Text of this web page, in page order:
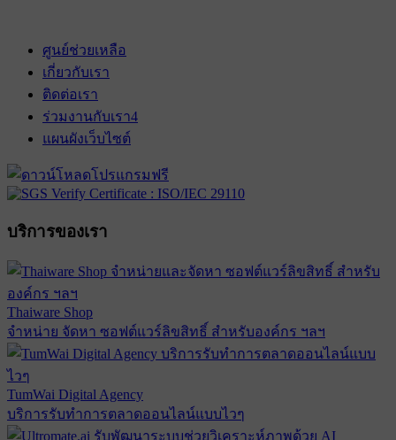
ศูนย์ช่วยเหลือ
เกี่ยวกับเรา
ติดต่อเรา
ร่วมงานกับเรา4
แผนผังเว็บไซต์
บริการของเรา
Thaiware Shop
จำหน่าย จัดหา ซอฟต์แวร์ลิขสิทธิ์ สำหรับองค์กร ฯลฯ
TumWai Digital Agency
บริการรับทำการตลาดออนไลน์แบบไวๆ